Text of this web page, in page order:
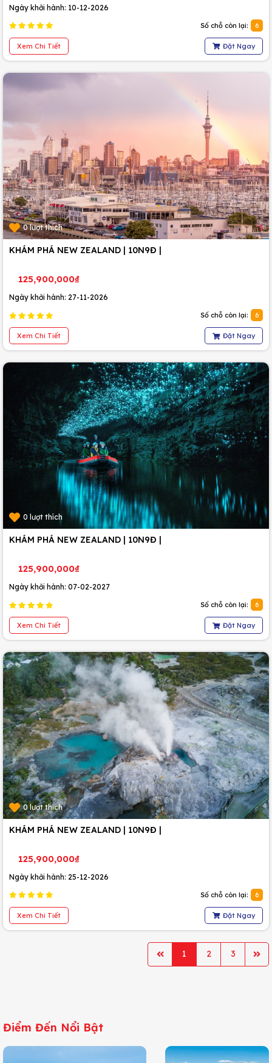
Ngày khởi hành: 10-12-2026
Số chỗ còn lại: 6
Xem Chi Tiết Đặt Ngay
0 lượt thích
KHÁM PHÁ NEW ZEALAND | 10N9Đ |
125,900,000₫
Ngày khởi hành: 27-11-2026
Số chỗ còn lại: 6
Xem Chi Tiết Đặt Ngay
0 lượt thích
KHÁM PHÁ NEW ZEALAND | 10N9Đ |
125,900,000₫
Ngày khởi hành: 07-02-2027
Số chỗ còn lại: 6
Xem Chi Tiết Đặt Ngay
0 lượt thích
KHÁM PHÁ NEW ZEALAND | 10N9Đ |
125,900,000₫
Ngày khởi hành: 25-12-2026
Số chỗ còn lại: 6
Xem Chi Tiết Đặt Ngay
1 2 3
Điểm Đến Nổi Bật